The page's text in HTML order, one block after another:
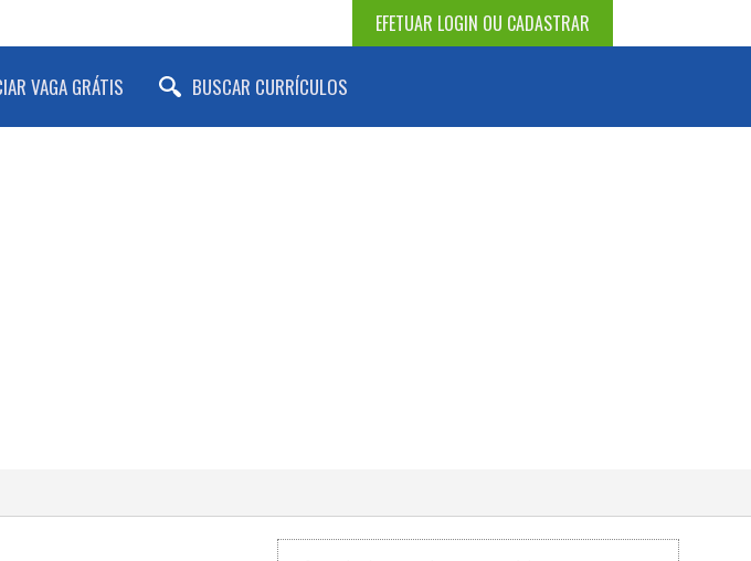
EFETUAR LOGIN OU CADASTRAR
VAGA GRÁTIS BUSCAR CURRÍCULOS